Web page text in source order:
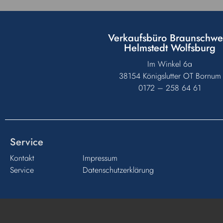
Verkaufsbüro
Helmstedt Wolfsburg
Im Winkel 6a
38154 Königslutter OT Bornum
0172 – 258 64 61
Service
Kontakt
Service
Impressum
Datenschutzerklärung